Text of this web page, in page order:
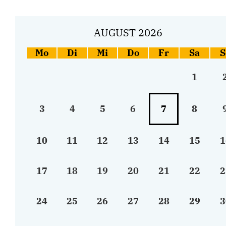
AUGUST 2026
Mo Di Mi Do Fr Sa
1
3 4 5 6 7 8
10 11 12 13 14 15
17 18 19 20 21 22
24 25 26 27 28 29